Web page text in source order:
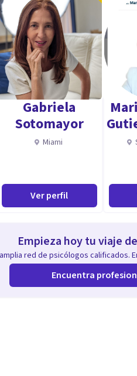
Gabriela
Sotomayor
Miami
Ver perfil
Empieza hoy tu viaje
red de psicólogos calificados.
Encuentra